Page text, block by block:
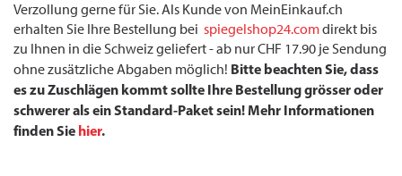
Verzollung gerne für Sie. Als Kunde von MeinEinkauf.ch
erhalten Sie Ihre Bestellung bei spiegelshop24.comdirekt bis
zu Ihnen in die Schweiz geliefert - ab nur CHF 17.90 je Sendung
ohne zusätzliche Abgaben möglich! Bitte beachten Sie, dass
es zu Zuschlägen kommt sollte Ihre Bestellung grösser oder
schwerer als ein Standard-Paket sein! Mehr Informationen
finden Sie hier.